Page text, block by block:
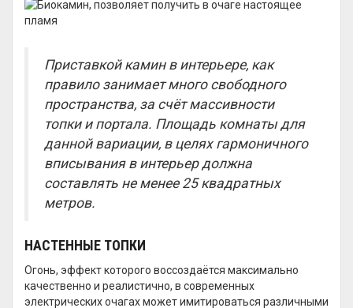
Приставкой камин в интерьере, как
правило занимает много свободного
пространства, за счёт массивности
топки и портала. Площадь комнаты для
данной вариации, в целях гармоничного
вписывания в интерьер должна
составлять не менее 25 квадратных
метров.
НАСТЕННЫЕ ТОПКИ
Огонь, эффект которого воссоздаётся максимально
качественно и реалистично, в современных
электрических очагах может имитироваться различными